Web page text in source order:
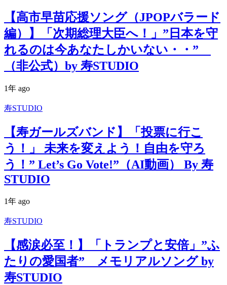
【高市早苗応援ソング（JPOPバラード
編）】「次期総理大臣へ！」”日本を守
れるのは今あなたしかいない・・”
（非公式）by 寿STUDIO
1年 ago
寿STUDIO
【寿ガールズバンド】「投票に行こ
う！」 未来を変えよう！自由を守ろ
う！” Let’s Go Vote!”（AI動画） By 寿
STUDIO
1年 ago
寿STUDIO
【感涙必至！】「トランプと安倍」”ふ
たりの愛国者” メモリアルソング by
寿STUDIO